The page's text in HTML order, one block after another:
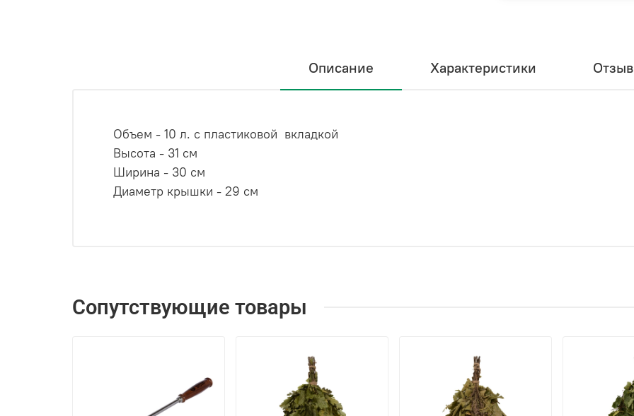
Описание Характеристики
Объем - 10 л. с пластиковой вкладкой
Высота - 31 см
Ширина - 30 см
Диаметр крышки - 29 см
Сопутствующие товары